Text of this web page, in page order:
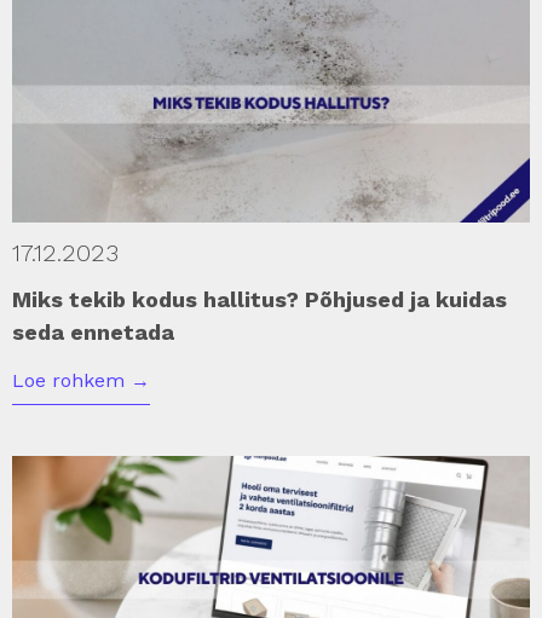
17.12.2023
Miks tekib kodus hallitus? Põhjused ja kuidas
seda ennetada
Loe rohkem →